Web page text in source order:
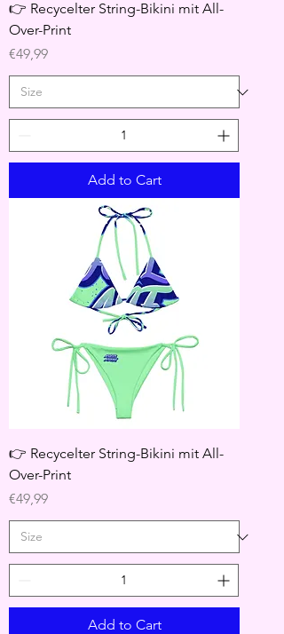
👉 Recycelter String-Bikini mit All-
Over-Print
Price
€49,99
Add to Cart
👉 Recycelter String-Bikini mit All-
Over-Print
Price
€49,99
Add to Cart